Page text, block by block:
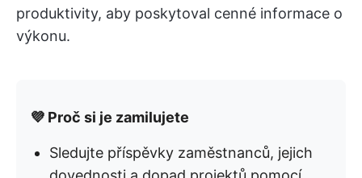
produktivity, aby poskytoval cenné informace o
výkonu.
💜 Proč si je zamilujete
Sledujte příspěvky zaměstnanců, jejich